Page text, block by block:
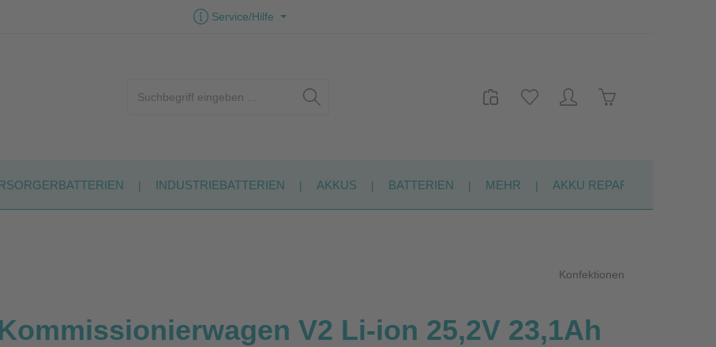
Service/Hilfe
INDUSTRIEBATTERIEN AKKUS BATTERIEN MEHR AKKU REPARATUR
Konfektionen
V2 Li-ion 25,2V 23,1Ah